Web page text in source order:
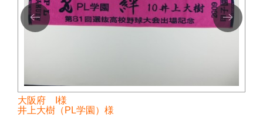
大阪府 I様
井上大樹（PL学園）様